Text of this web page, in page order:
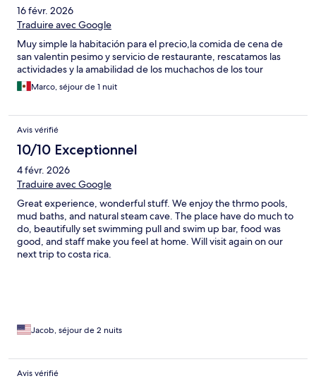
16 févr. 2026
Traduire avec Google
Muy simple la habitación para el precio,la comida de cena de
san valentin pesimo y servicio de restaurante, rescatamos las
actividades y la amabilidad de los muchachos de los tour
Marco, séjour de 1 nuit
Avis vérifié
10/10 Exceptionnel
4 févr. 2026
Traduire avec Google
Great experience, wonderful stuff. We enjoy the thrmo pools,
mud baths, and natural steam cave. The place have do much to
do, beautifully set swimming pull and swim up bar, food was
good, and staff make you feel at home. Will visit again on our
next trip to costa rica.
Jacob, séjour de 2 nuits
Avis vérifié